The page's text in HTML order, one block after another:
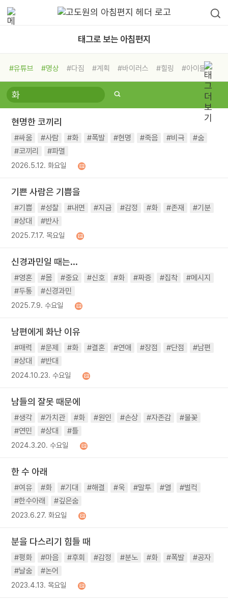
태그로 보는 아침편지
#유튜브 #명상 #다짐 #계획 #바이러스 #힐링
#아이들
#비전캠프
#독서캠프 #삶
#희망
#나눔 #친구 #링컨학교
#독서
#건강
현명한 코끼리
#싸움 #사람 #화 #폭발 #현명 #죽음 #비극
#숨
#코끼리
#파멸
2026.5.12. 화요일
기쁜 사람은 기쁨을
#기쁨 #성찰 #내면 #지금 #감정 #화 #존재
#기분
#상대
#반사
2025.7.17. 목요일
신경과민일 때는...
#영혼 #몸 #중요 #신호 #화 #짜증 #집착
#메시지
#두통
#신경과민
2025.7.9. 수요일
남편에게 화난 이유
#매력 #문제 #화 #결혼 #연애 #장점 #단점
#남편
#상대
#반대
2024.10.23. 수요일
남들의 잘못 때문에
#생각 #가치관 #화 #원인 #손상 #자존감
#불꽃
#연민
#상대 #틀
2024.3.20. 수요일
한 수 아래
#여유 #화 #기대 #해결 #욱 #말투 #열
#벌컥
#한수아래
#깊은숨
2023.6.27. 화요일
분을 다스리기 힘들 때
#평화 #마음 #후회 #감정 #분노 #화 #폭발
#공자
#날숨
#논어
2023.4.13. 목요일